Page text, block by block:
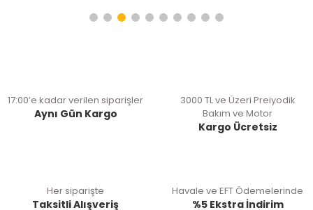
17:00’e kadar verilen siparişler
Aynı Gün Kargo
3000 TL ve Üzeri Preiyodik
Bakım ve Motor
Kargo Ücretsiz
Her siparişte
Taksitli Alışveriş
Havale ve EFT Ödemelerinde
%5 Ekstra İndirim